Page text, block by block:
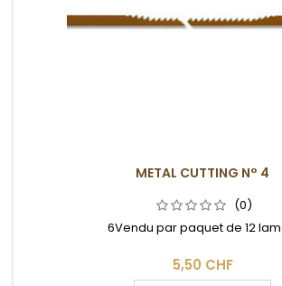
METAL CUTTING N° 4
(0)
6Vendu par paquet de 12
5,50 CHF